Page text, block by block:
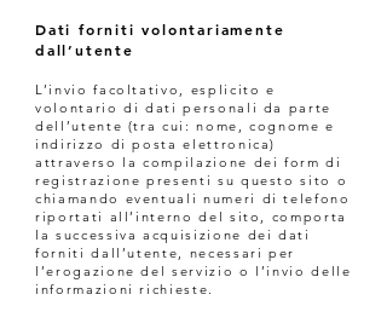
Dati forniti volontariamente
dall’utente
L’invio facoltativo, esplicito e
volontario di dati personali da parte
dell’utente (tra cui: nome, cognome e
indirizzo di posta elettronica)
attraverso la compilazione dei form di
registrazione presenti su questo sito o
chiamando eventuali numeri di telefono
riportati all’interno del sito, comporta
la successiva acquisizione dei dati
forniti dall’utente, necessari per
l’erogazione del servizio o l’invio delle
informazioni richieste.